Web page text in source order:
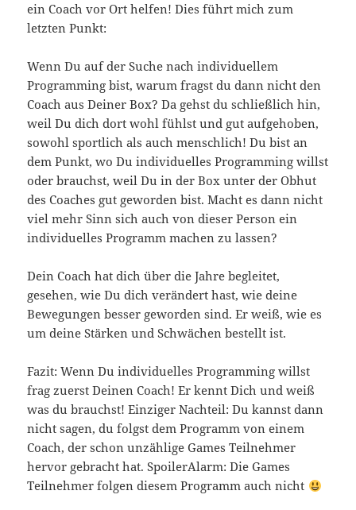
ein Coach vor Ort helfen! Dies führt mich zum
letzten Punkt:
Wenn Du auf der Suche nach individuellem
Programming bist, warum fragst du dann nicht den
Coach aus Deiner Box? Da gehst du schließlich hin,
weil Du dich dort wohl fühlst und gut aufgehoben,
sowohl sportlich als auch menschlich! Du bist an
dem Punkt, wo Du individuelles Programming willst
oder brauchst, weil Du in der Box unter der Obhut
des Coaches gut geworden bist. Macht es dann nicht
viel mehr Sinn sich auch von dieser Person ein
individuelles Programm machen zu lassen?
Dein Coach hat dich über die Jahre begleitet,
gesehen, wie Du dich verändert hast, wie deine
Bewegungen besser geworden sind. Er weiß, wie es
um deine Stärken und Schwächen bestellt ist.
Fazit: Wenn Du individuelles Programming willst
frag zuerst Deinen Coach! Er kennt Dich und weiß
was du brauchst! Einziger Nachteil: Du kannst dann
nicht sagen, du folgst dem Programm von einem
Coach, der schon unzählige Games Teilnehmer
hervor gebracht hat. SpoilerAlarm: Die Games
Teilnehmer folgen diesem Programm auch nicht